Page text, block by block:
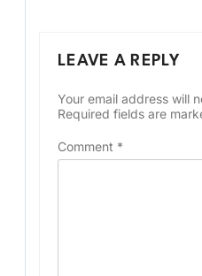
LEAVE A REPLY
Your email address will
Required fields are
Comment *